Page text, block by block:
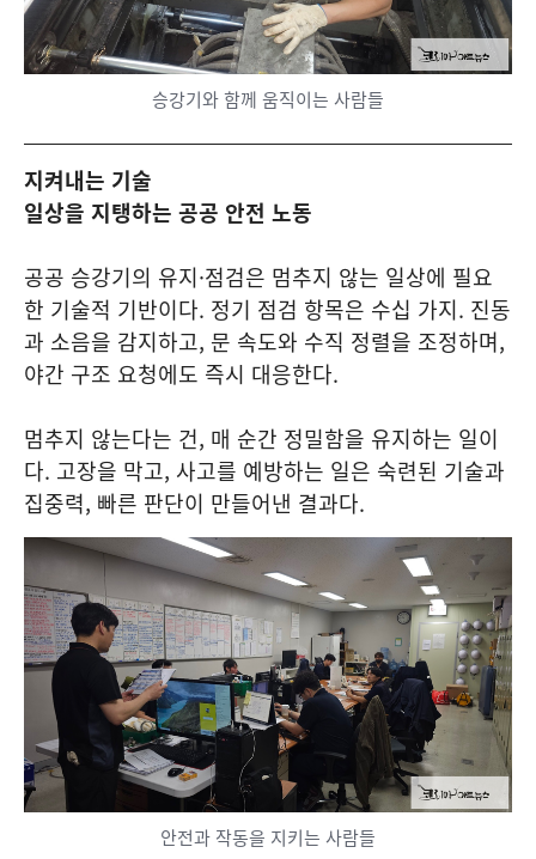
승강기와 함께 움직이는 사람들
지켜내는 기술
일상을 지탱하는 공공 안전 노동
공공 승강기의 유지·점검은 멈추지 않는 일상에 필요
한 기술적 기반이다. 정기 점검 항목은 수십 가지. 진동
과 소음을 감지하고, 문 속도와 수직 정렬을 조정하며,
야간 구조 요청에도 즉시 대응한다.
멈추지 않는다는 건, 매 순간 정밀함을 유지하는 일이
다. 고장을 막고, 사고를 예방하는 일은 숙련된 기술과
집중력, 빠른 판단이 만들어낸 결과다.
안전과 작동을 지키는 사람들